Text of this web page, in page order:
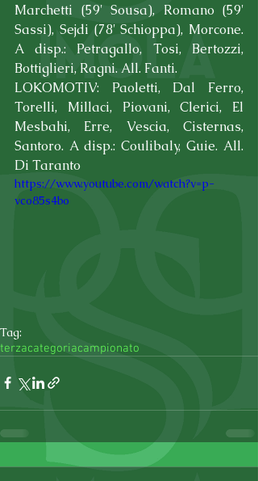
Marchetti (59' Sousa), Romano (59'
Sassi), Sejdi (78' Schioppa), Morcone.
A disp.: Petragallo, Tosi, Bertozzi,
Bottiglieri, Ragni. All. Fanti.
LOKOMOTIV: Paoletti, Dal Ferro,
Torelli, Millaci, Piovani, Clerici, El
Mesbahi, Erre, Vescia, Cisternas,
Santoro. A disp.: Coulibaly, Guie. All.
Di Taranto
https://www.youtube.com/watch?v=p-
vco85s4bo
Tag:
terzacategoriacampionato